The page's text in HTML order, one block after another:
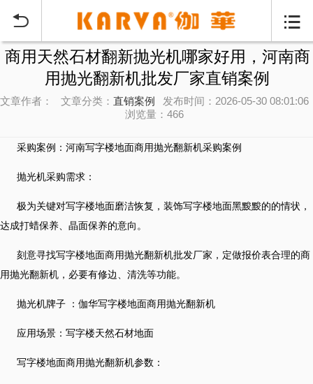
 
商用天然石材翻新抛光机哪家好用，河南商
用抛光翻新机批发厂家直销案例
文章作者： 文章分类： 直销案例
发布时间：2026-05-30 08:01:06
浏览量：466
采购案例：河南写字楼地面商用抛光翻新机采购案例
抛光机采购需求：
极为关键对写字楼地面磨洁恢复，装饰写字楼地面黑黢黢的的情状，
达成打蜡保养、晶面保养的意向。
刻意寻找写字楼地面商用抛光翻新机批发厂家，定做报价表合理的商
用抛光翻新机，必要有修边、清洗等功能。
抛光机牌子 ：伽华写字楼地面商用抛光翻新机
应用场景：写字楼天然石材地面
写字楼地面商用抛光翻新机参数：